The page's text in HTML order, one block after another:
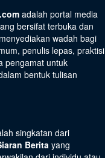
adalah portal media
bersifat terbuka dan
wadah bagi
penulis lepas, praktisi
pengamat untuk
bentuk tulisan
singkatan dari
Berita yang